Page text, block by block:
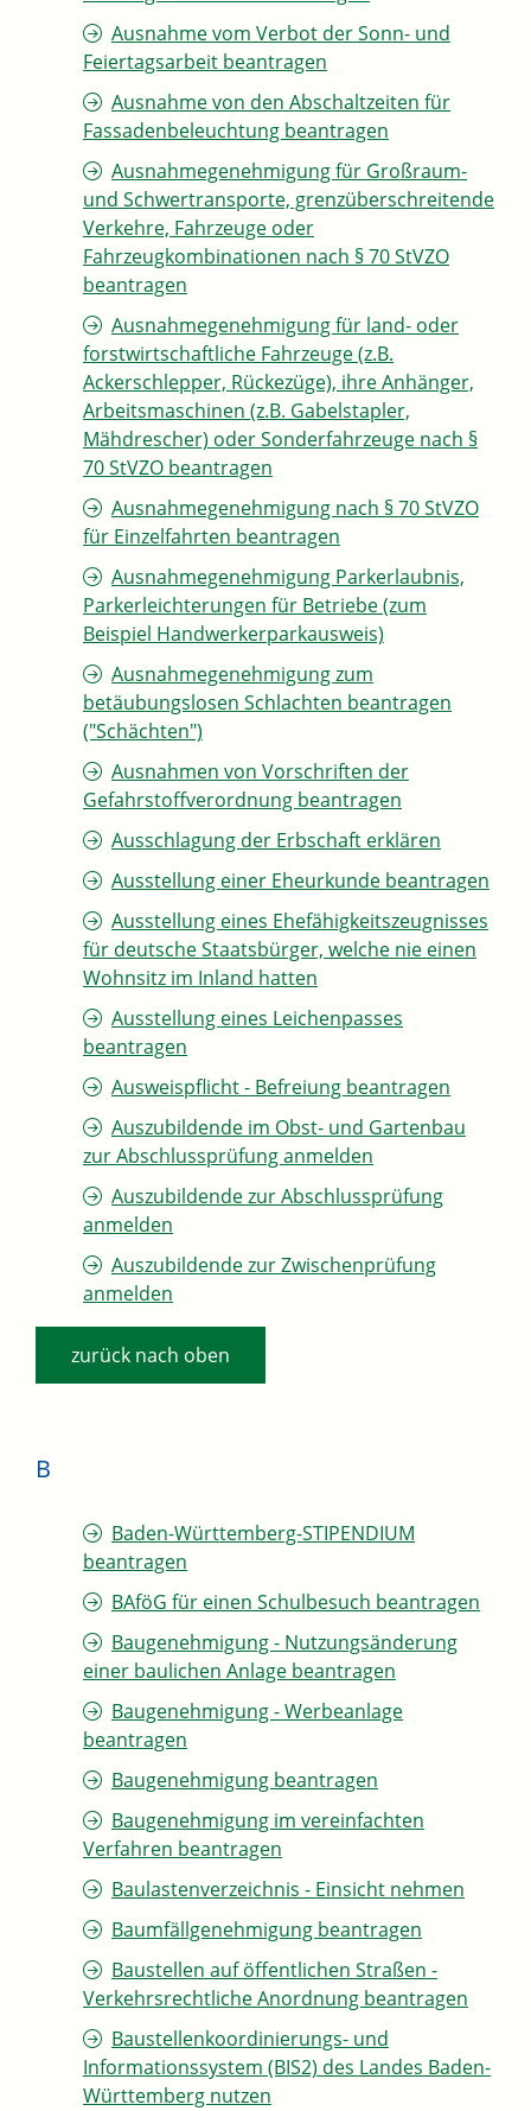
Ausnahme vom Verbot der Sonn- und
Feiertagsarbeit beantragen
Ausnahme von den Abschaltzeiten für
Fassadenbeleuchtung beantragen
Ausnahmegenehmigung für Großraum-
und Schwertransporte, grenzüberschreitende
Verkehre, Fahrzeuge oder
Fahrzeugkombinationen nach § 70 StVZO
beantragen
Ausnahmegenehmigung für land- oder
forstwirtschaftliche Fahrzeuge (z.B.
Ackerschlepper, Rückezüge), ihre Anhänger,
Arbeitsmaschinen (z.B. Gabelstapler,
Mähdrescher) oder Sonderfahrzeuge nach §
70 StVZO beantragen
Ausnahmegenehmigung nach § 70 StVZO
für Einzelfahrten beantragen
Ausnahmegenehmigung Parkerlaubnis,
Parkerleichterungen für Betriebe (zum
Beispiel Handwerkerparkausweis)
Ausnahmegenehmigung zum
betäubungslosen Schlachten beantragen
("Schächten")
Ausnahmen von Vorschriften der
Gefahrstoffverordnung beantragen
Ausschlagung der Erbschaft erklären
Ausstellung einer Eheurkunde beantragen
Ausstellung eines Ehefähigkeitszeugnisses
für deutsche Staatsbürger, welche nie einen
Wohnsitz im Inland hatten
Ausstellung eines Leichenpasses
beantragen
Ausweispflicht - Befreiung beantragen
Auszubildende im Obst- und Gartenbau
zur Abschlussprüfung anmelden
Auszubildende zur Abschlussprüfung
anmelden
Auszubildende zur Zwischenprüfung
anmelden
zurück nach oben
B
Baden-Württemberg-STIPENDIUM
beantragen
BAföG für einen Schulbesuch beantragen
Baugenehmigung - Nutzungsänderung
einer baulichen Anlage beantragen
Baugenehmigung - Werbeanlage
beantragen
Baugenehmigung beantragen
Baugenehmigung im vereinfachten
Verfahren beantragen
Baulastenverzeichnis - Einsicht nehmen
Baumfällgenehmigung beantragen
Baustellen auf öffentlichen Straßen -
Verkehrsrechtliche Anordnung beantragen
Baustellenkoordinierungs- und
Informationssystem (BIS2) des Landes Baden-
Württemberg nutzen